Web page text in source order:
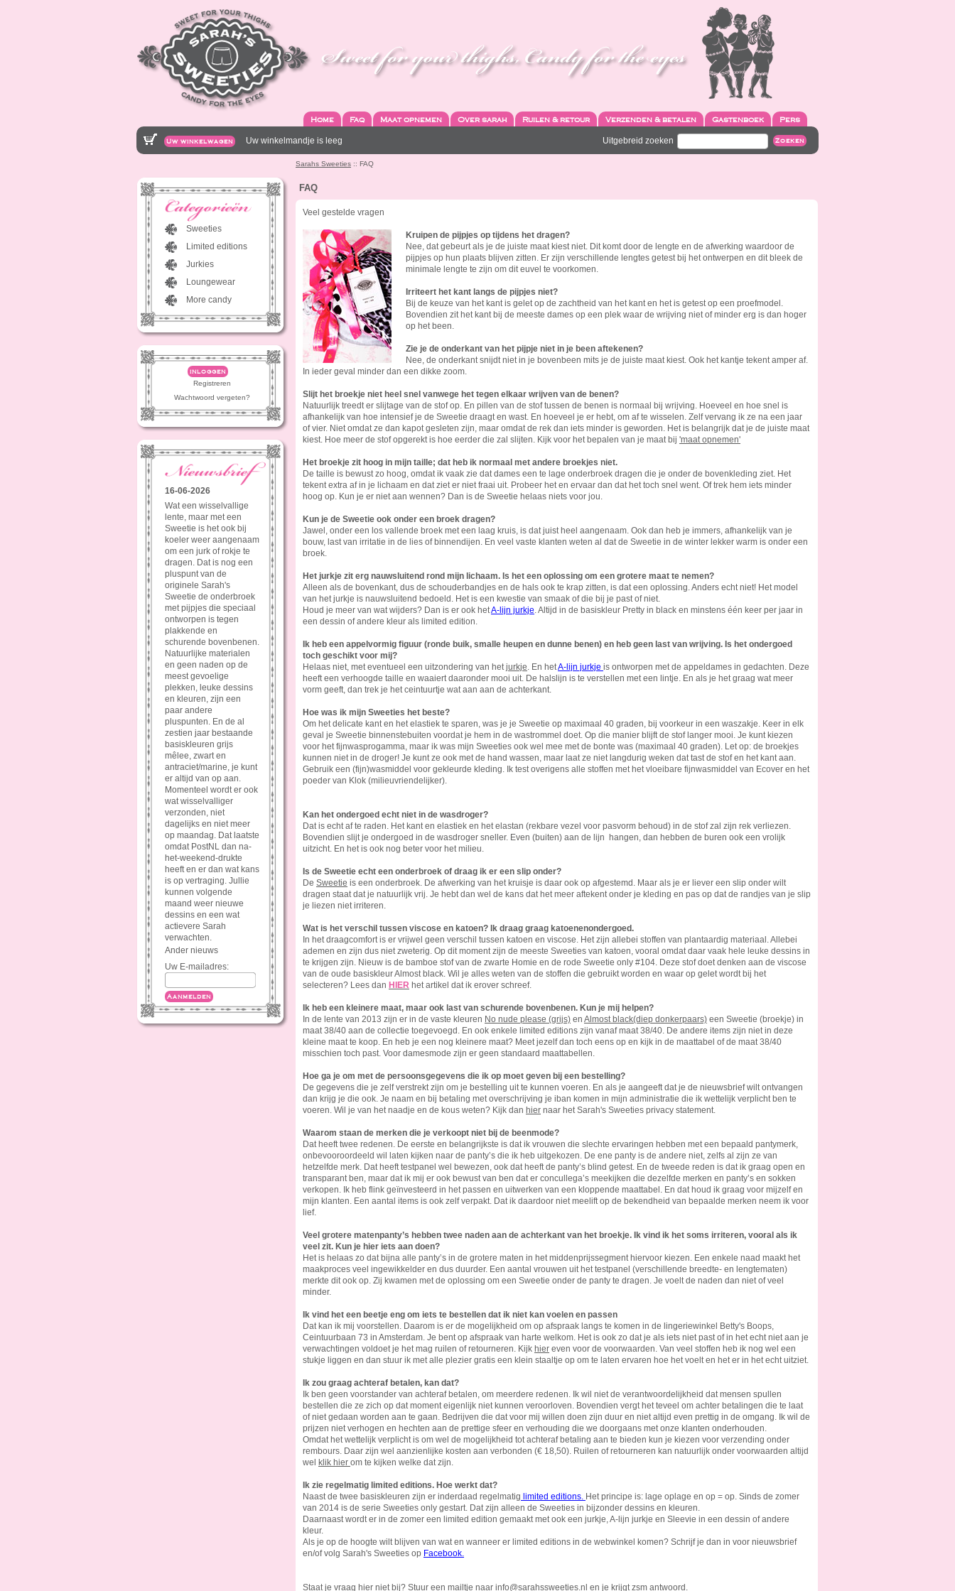
Home Faq Maat opnemen Over sarah Ruilen & retour Verzenden & betalen Gastenboek Pers
Uw winkelwagen Uw winkelmandje is leeg Uitgebreid zoeken Zoeken
Sarahs Sweeties :: FAQ
Sweeties
Limited editions
Jurkies
Loungewear
More candy
inloggen
Registreren
Wachtwoord vergeten?
16-06-2026
Wat een wisselvallige
lente, maar met een
Sweetie is het ook bij
koeler weer aangenaam
om een jurk of rokje te
dragen. Dat is nog een
pluspunt van de
originele Sarah's
Sweetie de onderbroek
met pijpjes die speciaal
ontworpen is tegen
plakkende en
schurende bovenbenen.
Natuurlijke materialen
en geen naden op de
meest gevoelige
plekken, leuke dessins
en kleuren, zijn een
paar andere
pluspunten. En de al
zestien jaar bestaande
basiskleuren grijs
mêlee, zwart en
antraciet/marine, je kunt
er altijd van op aan.
Momenteel wordt er ook
wat wisselvalliger
verzonden, niet
dagelijks en niet meer
op maandag. Dat laatste
omdat PostNL dan na-
het-weekend-drukte
heeft en er dan wat kans
is op vertraging. Jullie
kunnen volgende
maand weer nieuwe
dessins en een wat
actievere Sarah
verwachten.
Ander nieuws
Uw E-mailadres:
Aanmelden
FAQ
Veel gestelde vragen
Kruipen de pijpjes op tijdens het dragen?
Nee, dat gebeurt als je de juiste maat kiest niet. Dit komt door de lengte en de afwerking waardoor de
pijpjes op hun plaats blijven zitten. Er zijn verschillende lengtes getest bij het ontwerpen en dit bleek de
minimale lengte te zijn om dit euvel te voorkomen.
Irriteert het kant langs de pijpjes niet?
Bij de keuze van het kant is gelet op de zachtheid van het kant en het is getest op een proefmodel.
Bovendien zit het kant bij de meeste dames op een plek waar de wrijving niet of minder erg is dan hoger
op het been.
Zie je de onderkant van het pijpje niet in je been aftekenen?
Nee, de onderkant snijdt niet in je bovenbeen mits je de juiste maat kiest. Ook het kantje tekent amper af.
In ieder geval minder dan een dikke zoom.
Slijt het broekje niet heel snel vanwege het tegen elkaar wrijven van de benen?
Natuurlijk treedt er slijtage van de stof op. En pillen van de stof tussen de benen is normaal bij wrijving. Hoeveel en hoe snel is
afhankelijk van hoe intensief je de Sweetie draagt en wast. En hoeveel je er hebt, om af te wisselen. Zelf vervang ik ze na een jaar
of vier. Niet omdat ze dan kapot gesleten zijn, maar omdat de rek dan iets minder is geworden. Het is belangrijk dat je de juiste maat
kiest. Hoe meer de stof opgerekt is hoe eerder die zal slijten. Kijk voor het bepalen van je maat bij 'maat opnemen'
Het broekje zit hoog in mijn taille; dat heb ik normaal met andere broekjes niet.
De taille is bewust zo hoog, omdat ik vaak zie dat dames een te lage onderbroek dragen die je onder de bovenkleding ziet. Het
tekent extra af in je lichaam en dat ziet er niet fraai uit. Probeer het en ervaar dan dat het toch snel went. Of trek hem iets minder
hoog op. Kun je er niet aan wennen? Dan is de Sweetie helaas niets voor jou.
Kun je de Sweetie ook onder een broek dragen?
Jawel, onder een los vallende broek met een laag kruis, is dat juist heel aangenaam. Ook dan heb je immers, afhankelijk van je
bouw, last van irritatie in de lies of binnendijen. En veel vaste klanten weten al dat de Sweetie in de winter lekker warm is onder een
broek.
Het jurkje zit erg nauwsluitend rond mijn lichaam. Is het een oplossing om een grotere maat te nemen?
Alleen als de bovenkant, dus de schouderbandjes en de hals ook te krap zitten, is dat een oplossing. Anders echt niet! Het model
van het jurkje is nauwsluitend bedoeld. Het is een kwestie van smaak of die bij je past of niet.
Houd je meer van wat wijders? Dan is er ook hetA-lijn jurkje. Altijd in de basiskleur Pretty in black en minstens één keer per jaar in
een dessin of andere kleur als limited edition.
Ik heb een appelvormig figuur (ronde buik, smalle heupen en dunne benen) en heb geen last van wrijving. Is het ondergoed
toch geschikt voor mij?
Helaas niet, met eventueel een uitzondering van hetjurkje. En hetA-lijn jurkje is ontworpen met de appeldames in gedachten. Deze
heeft een verhoogde taille en waaiert daaronder mooi uit. De halslijn is te verstellen met een lintje. En als je het graag wat meer
vorm geeft, dan trek je het ceintuurtje wat aan aan de achterkant.
Hoe was ik mijn Sweeties het beste?
Om het delicate kant en het elastiek te sparen, was je je Sweetie op maximaal 40 graden, bij voorkeur in een waszakje. Keer in elk
geval je Sweetie binnenstebuiten voordat je hem in de wastrommel doet. Op die manier blijft de stof langer mooi. Je kunt kiezen
voor het fijnwasprogamma, maar ik was mijn Sweeties ook wel mee met de bonte was (maximaal 40 graden). Let op: de broekjes
kunnen niet in de droger! Je kunt ze ook met de hand wassen, maar laat ze niet langdurig weken dat tast de stof en het kant aan.
Gebruik een (fijn)wasmiddel voor gekleurde kleding. Ik test overigens alle stoffen met het vloeibare fijnwasmiddel van Ecover en het
poeder van Klok (milieuvriendelijker).
Kan het ondergoed echt niet in de wasdroger?
Dat is echt af te raden. Het kant en elastiek en het elastan (rekbare vezel voor pasvorm behoud) in de stof zal zijn rek verliezen.
Bovendien slijt je ondergoed in de wasdroger sneller. Even (buiten) aan de lijn hangen, dan hebben de buren ook een vrolijk
uitzicht. En het is ook nog beter voor het milieu.
Is de Sweetie echt een onderbroek of draag ik er een slip onder?
De Sweetie is een onderbroek. De afwerking van het kruisje is daar ook op afgestemd. Maar als je er liever een slip onder wilt
dragen staat dat je natuurlijk vrij. Je hebt dan wel de kans dat het meer aftekent onder je kleding en pas op dat de randjes van je slip
je liezen niet irriteren.
Wat is het verschil tussen viscose en katoen? Ik draag graag katoenenondergoed.
In het draagcomfort is er vrijwel geen verschil tussen katoen en viscose. Het zijn allebei stoffen van plantaardig materiaal. Allebei
ademen en zijn dus niet zweterig. Op dit moment zijn de meeste Sweeties van katoen, vooral omdat daar vaak hele leuke dessins in
te krijgen zijn. Nieuw is de bamboe stof van de zwarte Homie en de rode Sweetie only #104. Deze stof doet denken aan de viscose
van de oude basiskleur Almost black. Wil je alles weten van de stoffen die gebruikt worden en waar op gelet wordt bij het
selecteren? Lees dan HIER het artikel dat ik erover schreef.
Ik heb een kleinere maat, maar ook last van schurende bovenbenen. Kun je mij helpen?
In de lente van 2013 zijn er in de vaste kleuren No nude please (grijs) en Almost black(diep donkerpaars) een Sweetie (broekje) in
maat 38/40 aan de collectie toegevoegd. En ook enkele limited editions zijn vanaf maat 38/40. De andere items zijn niet in deze
kleine maat te koop. En heb je een nog kleinere maat? Meet jezelf dan toch eens op en kijk in de maattabel of de maat 38/40
misschien toch past. Voor damesmode zijn er geen standaard maattabellen.
Hoe ga je om met de persoonsgegevens die ik op moet geven bij een bestelling?
De gegevens die je zelf verstrekt zijn om je bestelling uit te kunnen voeren. En als je aangeeft dat je de nieuwsbrief wilt ontvangen
dan krijg je die ook. Je naam en bij betaling met overschrijving je iban komen in mijn administratie die ik wettelijk verplicht ben te
voeren. Wil je van het naadje en de kous weten? Kijk dan hier naar het Sarah's Sweeties privacy statement.
Waarom staan de merken die je verkoopt niet bij de beenmode?
Dat heeft twee redenen. De eerste en belangrijkste is dat ik vrouwen die slechte ervaringen hebben met een bepaald pantymerk,
onbevooroordeeld wil laten kijken naar de panty’s die ik heb uitgekozen. De ene panty is de andere niet, zelfs al zijn ze van
hetzelfde merk. Dat heeft testpanel wel bewezen, ook dat heeft de panty’s blind getest. En de tweede reden is dat ik graag open en
transparant ben, maar dat ik mij er ook bewust van ben dat er concullega’s meekijken die dezelfde merken en panty’s en sokken
verkopen. Ik heb flink geïnvesteerd in het passen en uitwerken van een kloppende maattabel. En dat houd ik graag voor mijzelf en
mijn klanten. Een aantal items is ook zelf verpakt. Dat ik daardoor niet meelift op de bekendheid van bepaalde merken neem ik voor
lief.
Veel grotere matenpanty’s hebben twee naden aan de achterkant van het broekje. Ik vind ik het soms irriteren, vooral als ik
veel zit. Kun je hier iets aan doen?
Het is helaas zo dat bijna alle panty’s in de grotere maten in het middenprijssegment hiervoor kiezen. Een enkele naad maakt het
maakproces veel ingewikkelder en dus duurder. Een aantal vrouwen uit het testpanel (verschillende breedte- en lengtematen)
merkte dit ook op. Zij kwamen met de oplossing om een Sweetie onder de panty te dragen. Je voelt de naden dan niet of veel
minder.
Ik vind het een beetje eng om iets te bestellen dat ik niet kan voelen en passen
Dat kan ik mij voorstellen. Daarom is er de mogelijkheid om op afspraak langs te komen in de lingeriewinkel Betty's Boops,
Ceintuurbaan 73 in Amsterdam. Je bent op afspraak van harte welkom. Het is ook zo dat je als iets niet past of in het echt niet aan je
verwachtingen voldoet je het mag ruilen of retourneren. Kijk hier even voor de voorwaarden. Van veel stoffen heb ik nog wel een
stukje liggen en dan stuur ik met alle plezier gratis een klein staaltje op om te laten ervaren hoe het voelt en het er in het echt uitziet.
Ik zou graag achteraf betalen, kan dat?
Ik ben geen voorstander van achteraf betalen, om meerdere redenen. Ik wil niet de verantwoordelijkheid dat mensen spullen
bestellen die ze zich op dat moment eigenlijk niet kunnen veroorloven. Bovendien vergt het teveel om achter betalingen die te laat
of niet gedaan worden aan te gaan. Bedrijven die dat voor mij willen doen zijn duur en niet altijd even prettig in de omgang. Ik wil de
prijzen niet verhogen en hechten aan de prettige sfeer en verhouding die we doorgaans met onze klanten onderhouden.
Omdat het wettelijk verplicht is om wel de mogelijkheid tot achteraf betaling aan te bieden kun je kiezen voor verzending onder
rembours. Daar zijn wel aanzienlijke kosten aan verbonden (€ 18,50). Ruilen of retourneren kan natuurlijk onder voorwaarden altijd
wel
klik hier om te kijken welke dat zijn.
Ik zie regelmatig limited editions. Hoe werkt dat?
Naast de twee basiskleuren zijn er inderdaad regelmatig limited editions. Het principe is: lage oplage en op = op. Sinds de zomer
van 2014 is de serie Sweeties only gestart. Dat zijn alleen de Sweeties in bijzonder dessins en kleuren.
Daarnaast wordt er in de zomer een limited edition gemaakt met ook een jurkje, A-lijn jurkje en Sleevie in een dessin of andere
kleur.
Als je op de hoogte wilt blijven van wat en wanneer er limited editions in de webwinkel komen? Schrijf je dan in voor nieuwsbrief
en/of volg Sarah's Sweeties op Facebook.
Staat je vraag hier niet bij? Stuur een mailtje naar info@sarahssweeties.nl en je krijgt zsm antwoord.